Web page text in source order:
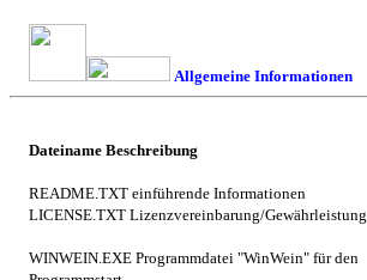
Allgemeine Informationen
Dateiname Beschreibung
README.TXT einführende Informationen
LICENSE.TXT Lizenzvereinbarung/Gewährleistung
WINWEIN.EXE Programmdatei "WinWein" für den